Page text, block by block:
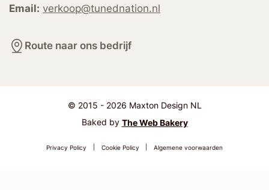
Email: verkoop@tunednation.nl
Route naar ons bedrijf
© 2015 - 2026 Maxton Design NL
Baked by The Web Bakery
Privacy Policy Cookie Policy Algemene voorwaarden